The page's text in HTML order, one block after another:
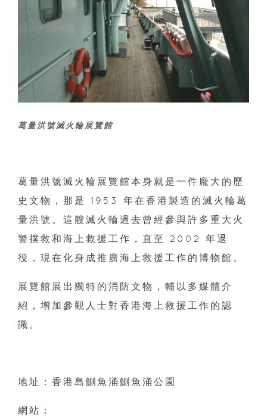
葛量洪號滅火輪展覽館
葛量洪號滅火輪展覽館本身就是一件龐大的歷
史文物，那是 1953 年在香港製造的滅火輪葛
量洪號。這艘滅火輪過去曾經參與許多重大火
警撲救和海上救援工作，直至 2002 年退
役，現在化身成推廣海上救援工作的博物館。
展覽館展出獨特的消防文物，輔以多媒體介
紹，增加參觀人士對香港海上救援工作的認
識。
地址：香港島鰂魚涌鰂魚涌公園
網站：